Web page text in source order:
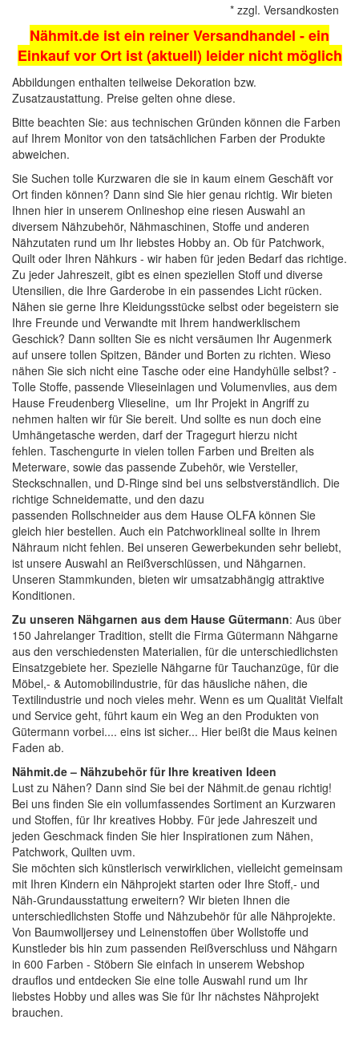
221 837 589
155 586 658
210 165 80
473 52 474
81 368 375
108 130 369
384 156 367
* zzgl. Versandkosten
Nähmit.de ist ein reiner Versandhandel - ein
Einkauf vor Ort ist (aktuell) leider nicht möglich
Abbildungen enthalten teilweise Dekoration bzw.
Zusatzaustattung. Preise gelten ohne diese.
Bitte beachten Sie: aus technischen Gründen können die Farben
auf Ihrem Monitor von den tatsächlichen Farben der Produkte
abweichen.
Sie Suchen tolle Kurzwaren die sie in kaum einem Geschäft vor
Ort finden können? Dann sind Sie hier genau richtig. Wir bieten
Ihnen hier in unserem Onlineshop eine riesen Auswahl an
diversem Nähzubehör, Nähmaschinen, Stoffe und anderen
Nähzutaten rund um Ihr liebstes Hobby an. Ob für Patchwork,
Quilt oder Ihren Nähkurs - wir haben für jeden Bedarf das richtige.
Zu jeder Jahreszeit, gibt es einen speziellen Stoff und diverse
Utensilien, die Ihre Garderobe in ein passendes Licht rücken.
Nähen sie gerne Ihre Kleidungsstücke selbst oder begeistern sie
Ihre Freunde und Verwandte mit Ihrem handwerklischem
Geschick? Dann sollten Sie es nicht versäumen Ihr Augenmerk
auf unsere tollen Spitzen, Bänder und Borten zu richten. Wieso
nähen Sie sich nicht eine Tasche oder eine Handyhülle selbst? -
Tolle Stoffe, passende Vlieseinlagen und Volumenvlies, aus dem
Hause Freudenberg Vlieseline, um Ihr Projekt in Angriff zu
nehmen halten wir für Sie bereit. Und sollte es nun doch eine
Umhängetasche werden, darf der Tragegurt hierzu nicht
fehlen. Taschengurte in vielen tollen Farben und Breiten als
Meterware, sowie das passende Zubehör, wie Versteller,
Steckschnallen, und D-Ringe sind bei uns selbstverständlich. Die
richtige Schneidematte, und den dazu
passenden Rollschneider aus dem Hause OLFA können Sie
gleich hier bestellen. Auch ein Patchworklineal sollte in Ihrem
Nähraum nicht fehlen. Bei unseren Gewerbekunden sehr beliebt,
ist unsere Auswahl an Reißverschlüssen, und Nähgarnen.
Unseren Stammkunden, bieten wir umsatzabhängig attraktive
Konditionen.
Zu unseren Nähgarnen aus dem Hause Gütermann: Aus über
150 Jahrelanger Tradition, stellt die Firma Gütermann Nähgarne
aus den verschiedensten Materialien, für die unterschiedlichsten
Einsatzgebiete her. Spezielle Nähgarne für Tauchanzüge, für die
Möbel,- & Automobilindustrie, für das häusliche nähen, die
Textilindustrie und noch vieles mehr. Wenn es um Qualität Vielfalt
und Service geht, führt kaum ein Weg an den Produkten von
Gütermann vorbei.... eins ist sicher... Hier beißt die Maus keinen
Faden ab.
Nähmit.de – Nähzubehör für Ihre kreativen Ideen
Lust zu Nähen? Dann sind Sie bei der Nähmit.de genau richtig!
Bei uns finden Sie ein vollumfassendes Sortiment an Kurzwaren
und Stoffen, für Ihr kreatives Hobby. Für jede Jahreszeit und
jeden Geschmack finden Sie hier Inspirationen zum Nähen,
Patchwork, Quilten uvm.
Sie möchten sich künstlerisch verwirklichen, vielleicht gemeinsam
mit Ihren Kindern ein Nähprojekt starten oder Ihre Stoff,- und
Näh-Grundausstattung erweitern? Wir bieten Ihnen die
unterschiedlichsten Stoffe und Nähzubehör für alle Nähprojekte.
Von Baumwolljersey und Leinenstoffen über Wollstoffe und
Kunstleder bis hin zum passenden Reißverschluss und Nähgarn
in 600 Farben - Stöbern Sie einfach in unserem Webshop
drauflos und entdecken Sie eine tolle Auswahl rund um Ihr
liebstes Hobby und alles was Sie für Ihr nächstes Nähprojekt
brauchen.